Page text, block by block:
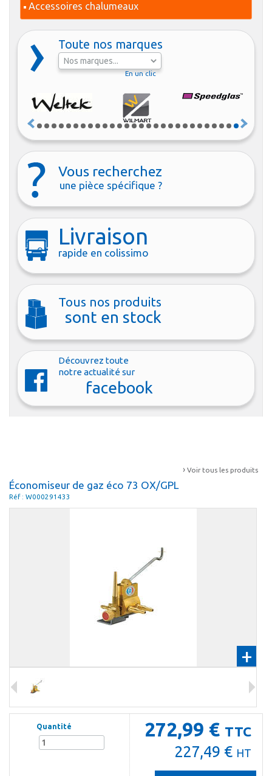
Accessoires chalumeaux
Toute nos marques
En un clic
Vous recherchez
une pièce spécifique ?
Livraison
rapide en colissimo
Tous nos produits
sont en stock
Découvrez toute
notre actualité sur
facebook
› Voir tous les produits
Économiseur de gaz éco 73 OX/GPL
Réf : W000291433
+
272,99 € TTC
227,49 € HT
Quantité